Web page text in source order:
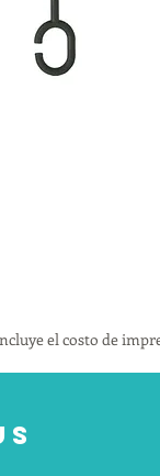
el costo de